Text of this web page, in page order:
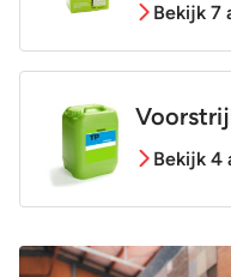
Bekijk 7
Bekijk 4